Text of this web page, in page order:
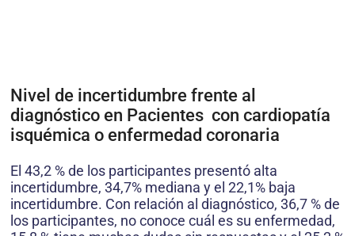
Nivel de incertidumbre frente al
diagnóstico en Pacientes con cardiopatía
isquémica o enfermedad coronaria
El 43,2 % de los participantes presentó alta
incertidumbre, 34,7% mediana y el 22,1% baja
incertidumbre. Con relación al diagnóstico, 36,7 % de
los participantes, no conoce cuál es su enfermedad,